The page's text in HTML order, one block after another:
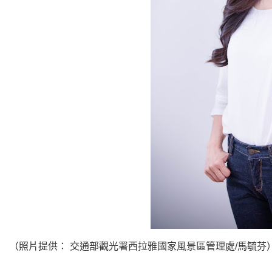
（照片提供： 交通部觀光署西拉雅國家風景區管理處/馬毓芬